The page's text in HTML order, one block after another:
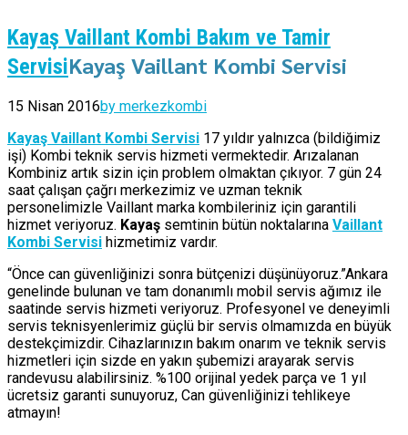
Kayaş Vaillant Kombi Bakım ve Tamir
ServisiKayaş Vaillant Kombi Servisi
15 Nisan 2016by merkezkombi
Kayaş Vaillant Kombi Servisi 17 yıldır yalnızca (bildiğimiz
işi) Kombi teknik servis hizmeti vermektedir. Arızalanan
Kombiniz artık sizin için problem olmaktan çıkıyor. 7 gün 24
saat çalışan çağrı merkezimiz ve uzman teknik
personelimizle Vaillant marka kombileriniz için garantili
hizmet veriyoruz. Kayaş semtinin bütün noktalarına Vaillant
Kombi Servisi hizmetimiz vardır.
“Önce can güvenliğinizi sonra bütçenizi düşünüyoruz.”Ankara
genelinde bulunan ve tam donanımlı mobil servis ağımız ile
saatinde servis hizmeti veriyoruz. Profesyonel ve deneyimli
servis teknisyenlerimiz güçlü bir servis olmamızda en büyük
destekçimizdir. Cihazlarınızın bakım onarım ve teknik servis
hizmetleri için sizde en yakın şubemizi arayarak servis
randevusu alabilirsiniz. %100 orijinal yedek parça ve 1 yıl
ücretsiz garanti sunuyoruz, Can güvenliğinizi tehlikeye
atmayın!